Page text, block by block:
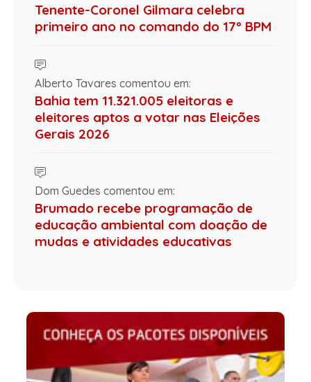
Tenente-Coronel Gilmara celebra
primeiro ano no comando do 17º BPM
Alberto Tavares comentou em:
Bahia tem 11.321.005 eleitoras e
eleitores aptos a votar nas Eleições
Gerais 2026
Dom Guedes comentou em:
Brumado recebe programação de
educação ambiental com doação de
mudas e atividades educativas